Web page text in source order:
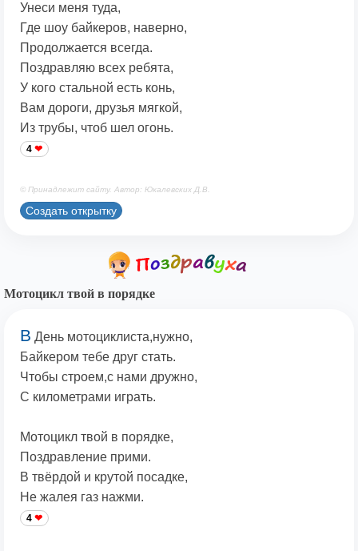
Унеси меня туда,
Где шоу байкеров, наверно,
Продолжается всегда.
Поздравляю всех ребята,
У кого стальной есть конь,
Вам дороги, друзья мягкой,
Из трубы, чтоб шел огонь.
4
© Принадлежит сайту. Автор: Юкалевских Д.В.
Создать открытку
Мотоцикл твой в порядке
В День мотоциклиста,нужно,
Байкером тебе друг стать.
Чтобы строем,с нами дружно,
С километрами играть.
Мотоцикл твой в порядке,
Поздравление прими.
В твёрдой и крутой посадке,
Не жалея газ нажми.
4